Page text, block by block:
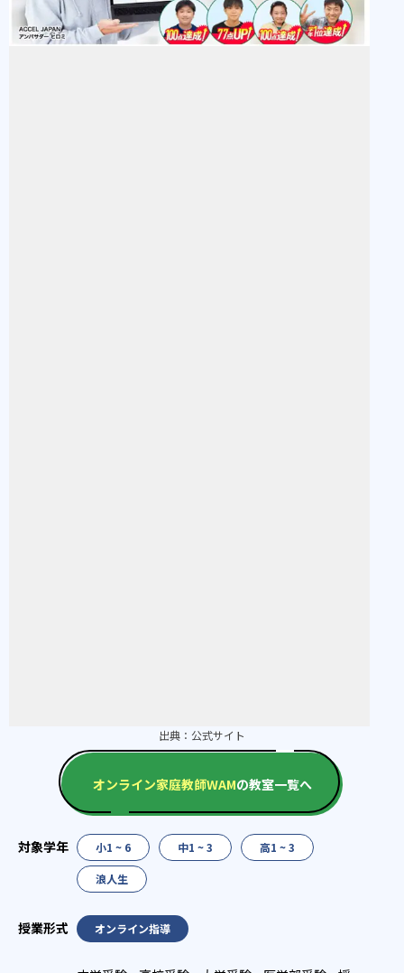
出典： 公式サイト
オンライン家庭教師WAMの教室一覧へ
小1 ~ 6 中1 ~ 3 高1 ~ 3
浪人生
オンライン指導